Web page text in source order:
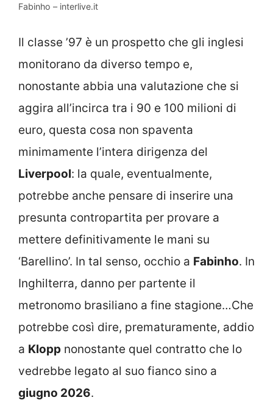
Fabinho – interlive.it
Il classe ’97 è un prospetto che gli inglesi
monitorano da diverso tempo e,
nonostante abbia una valutazione che si
aggira all’incirca tra i 90 e 100 milioni di
euro, questa cosa non spaventa
minimamente l’intera dirigenza del
Liverpool: la quale, eventualmente,
potrebbe anche pensare di inserire una
presunta contropartita per provare a
mettere definitivamente le mani su
‘Barellino’. In tal senso, occhio a Fabinho. In
Inghilterra, danno per partente il
metronomo brasiliano a fine stagione…Che
potrebbe così dire, prematuramente, addio
a Klopp nonostante quel contratto che lo
vedrebbe legato al suo fianco sino a
giugno 2026.